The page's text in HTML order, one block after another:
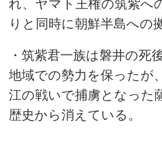
れ、ヤマト王権の筑紫へ
りと同時に朝鮮半島への
・筑紫君一族は磐井の死
地域での勢力を保ったが
江の戦いで捕虜となった
歴史から消えている。